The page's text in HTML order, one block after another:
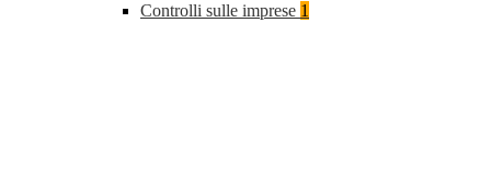
Controlli sulle imprese 1